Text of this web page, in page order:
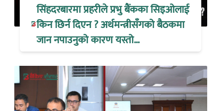
सिंहदरबारमा प्रहरीले प्रभु बैंकका सिइओलाई
किन छिर्न दिएन ? अर्थमन्त्रीसँगको बैठकमा
जान नपाउनुको कारण यस्तो…